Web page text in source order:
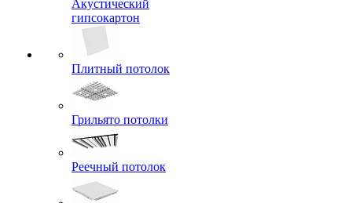
Акустический
гипсокартон
Плитный потолок
Грильято потолки
Реечный потолок